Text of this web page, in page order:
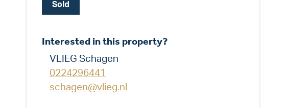
Sold
Interested in this property?
VLIEG Schagen
0224296441
schagen@vlieg.nl